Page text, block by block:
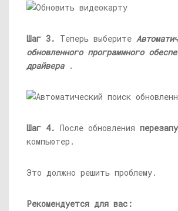
Шаг 3. Теперь выберите
обновленного программного
драйвера .
Шаг 4. После обновления
компьютер.
Это должно решить проблему.
Рекомендуется для вас: